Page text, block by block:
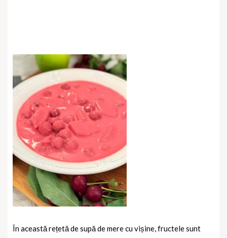
În această rețetă de supă de mere cu vișine, fructele sunt